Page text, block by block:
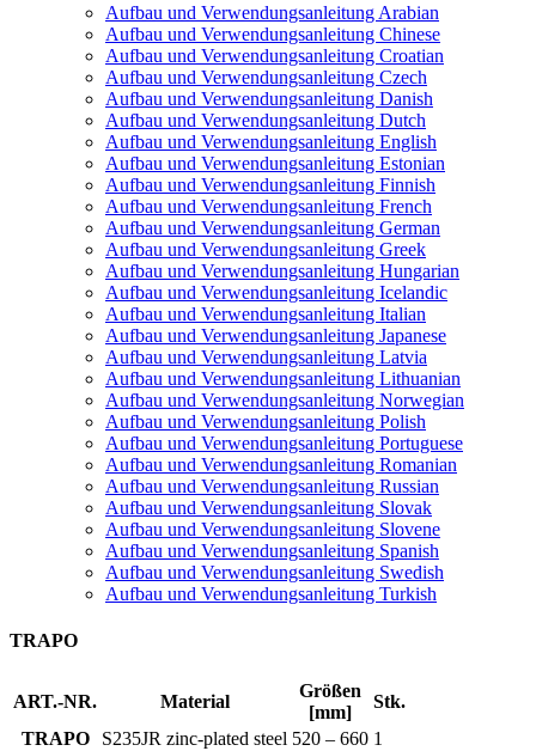
Aufbau und Verwendungsanleitung Arabian
Aufbau und Verwendungsanleitung Chinese
Aufbau und Verwendungsanleitung Croatian
Aufbau und Verwendungsanleitung Czech
Aufbau und Verwendungsanleitung Danish
Aufbau und Verwendungsanleitung Dutch
Aufbau und Verwendungsanleitung English
Aufbau und Verwendungsanleitung Estonian
Aufbau und Verwendungsanleitung Finnish
Aufbau und Verwendungsanleitung French
Aufbau und Verwendungsanleitung German
Aufbau und Verwendungsanleitung Greek
Aufbau und Verwendungsanleitung Hungarian
Aufbau und Verwendungsanleitung Icelandic
Aufbau und Verwendungsanleitung Italian
Aufbau und Verwendungsanleitung Japanese
Aufbau und Verwendungsanleitung Latvia
Aufbau und Verwendungsanleitung Lithuanian
Aufbau und Verwendungsanleitung Norwegian
Aufbau und Verwendungsanleitung Polish
Aufbau und Verwendungsanleitung Portuguese
Aufbau und Verwendungsanleitung Romanian
Aufbau und Verwendungsanleitung Russian
Aufbau und Verwendungsanleitung Slovak
Aufbau und Verwendungsanleitung Slovene
Aufbau und Verwendungsanleitung Spanish
Aufbau und Verwendungsanleitung Swedish
Aufbau und Verwendungsanleitung Turkish
TRAPO
ART.-NR. Material
Größen
[mm]
Stk.
TRAPO
S235JR zinc-plated steel 520 – 660 1